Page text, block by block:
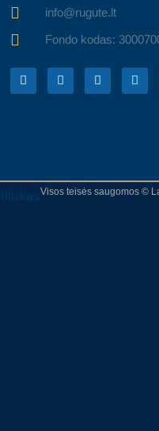
info@rugute.lt
Fondo kodas:
Visos teisės saugomos ©